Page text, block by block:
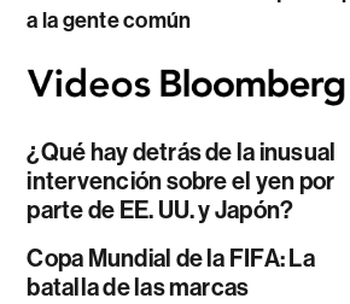
a la gente común
¿Qué hay detrás de la inusual
intervención sobre el yen por
parte de EE. UU. y Japón?
Copa Mundial de la FIFA: La
batalla de las marcas